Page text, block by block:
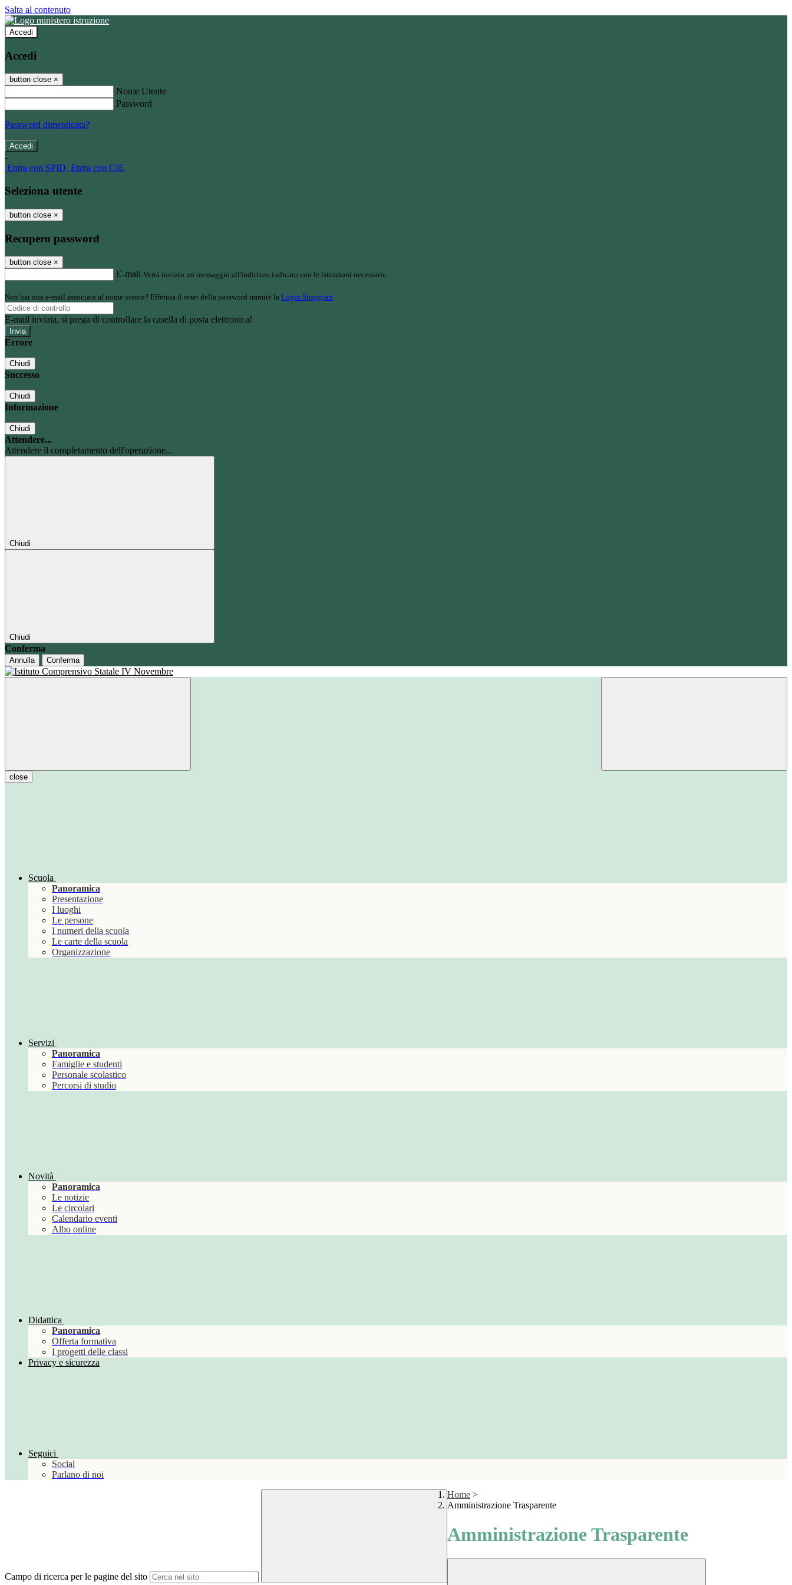
Salta al contenuto
Accedi
Accedi
button close ×
Nome Utente
Password
Password dimenticata?
-
Entra con SPID Entra con CIE
Seleziona utente
button close ×
Recupero password
button close ×
E-mail Verrà inviato un messaggio all'indirizzo indicato con le istruzioni necessarie.
Non hai una e-mail associata al nome utente? Effettua il reset della password tramite la Login Spaggiari
E-mail inviata, si prega di controllare la casella di posta elettronica!
Errore
Chiudi
Successo
Chiudi
Informazione
Chiudi
Attendere...
Attendere il completamento dell'operazione...
Chiudi
Chiudi
Conferma
Annulla Conferma
close
Scuola
Panoramica
Presentazione
I luoghi
Le persone
I numeri della scuola
Le carte della scuola
Organizzazione
Servizi
Panoramica
Famiglie e studenti
Personale scolastico
Percorsi di studio
Novità
Panoramica
Le notizie
Le circolari
Calendario eventi
Albo online
Didattica
Panoramica
Offerta formativa
I progetti delle classi
Privacy e sicurezza
Seguici
Social
Parlano di noi
Campo di ricerca per le pagine del sito
Home >
Amministrazione Trasparente
Amministrazione Trasparente